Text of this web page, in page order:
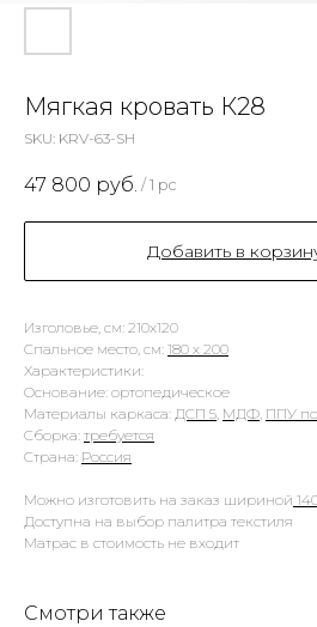
Мягкая кровать К28
SKU: KRV-63-SH
47 800 руб. / 1 pc
Добавить в
Изголовье, см: 210х120
Спальное место, см: 180 х 200
Характеристики:
Основание: ортопедическое
Материалы каркаса: ДСП 5, МДФ, ППУ
Сборка: требуется
Страна: Россия
Можно изготовить на заказ шириной
Доступна на выбор палитра текстиля
Матрас в стоимость не входит
Смотри также